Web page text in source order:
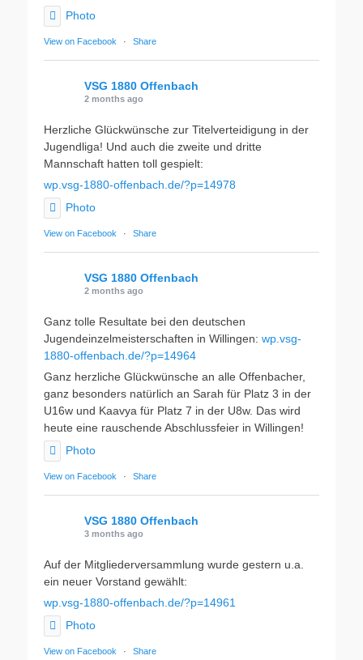
Photo
View on Facebook · Share
VSG 1880 Offenbach
2 months ago
Herzliche Glückwünsche zur Titelverteidigung in der
Jugendliga! Und auch die zweite und dritte
Mannschaft hatten toll gespielt:
wp.vsg-1880-offenbach.de/?p=14978
Photo
View on Facebook · Share
VSG 1880 Offenbach
2 months ago
Ganz tolle Resultate bei den deutschen
Jugendeinzelmeisterschaften in Willingen: wp.vsg-
1880-offenbach.de/?p=14964
Ganz herzliche Glückwünsche an alle Offenbacher,
ganz besonders natürlich an Sarah für Platz 3 in der
U16w und Kaavya für Platz 7 in der U8w. Das wird
heute eine rauschende Abschlussfeier in Willingen!
Photo
View on Facebook · Share
VSG 1880 Offenbach
3 months ago
Auf der Mitgliederversammlung wurde gestern u.a.
ein neuer Vorstand gewählt:
wp.vsg-1880-offenbach.de/?p=14961
Photo
View on Facebook · Share